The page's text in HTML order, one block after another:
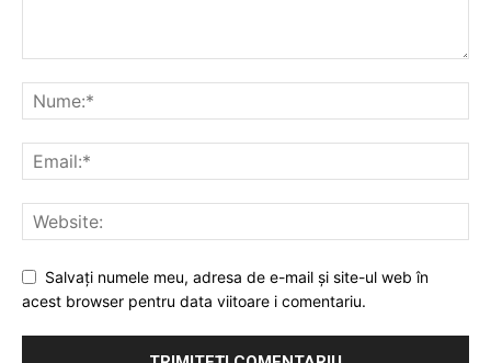
Salvați numele meu, adresa de e-mail și site-ul web în
acest browser pentru data viitoare i comentariu.